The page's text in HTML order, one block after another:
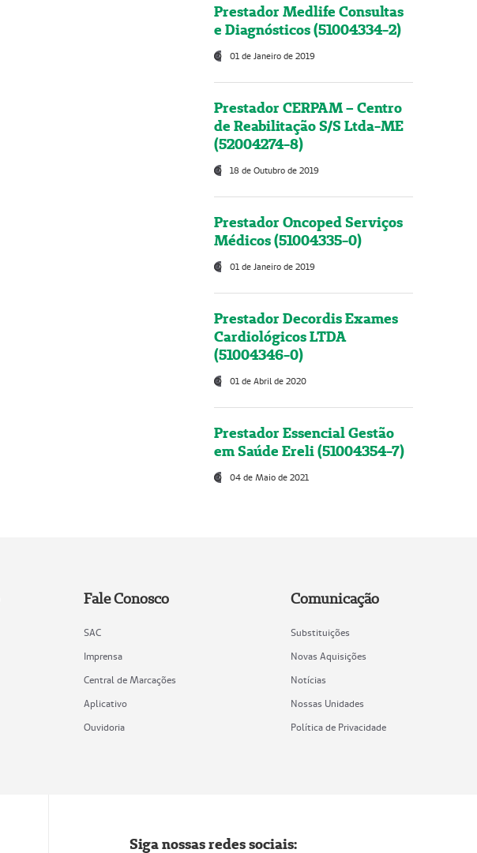
Prestador Medlife Consultas
e Diagnósticos (51004334-2)
01 de Janeiro de 2019
Prestador CERPAM – Centro
de Reabilitação S/S Ltda-ME
(52004274-8)
18 de Outubro de 2019
Prestador Oncoped Serviços
Médicos (51004335-0)
01 de Janeiro de 2019
Prestador Decordis Exames
Cardiológicos LTDA
(51004346-0)
01 de Abril de 2020
Prestador Essencial Gestão
em Saúde Ereli (51004354-7)
04 de Maio de 2021
Fale Conosco
SAC
Imprensa
Central de Marcações
Aplicativo
Ouvidoria
Comunicação
Substituições
Novas Aquisições
Notícias
Nossas Unidades
Política de Privacidade
Siga nossas redes sociais: